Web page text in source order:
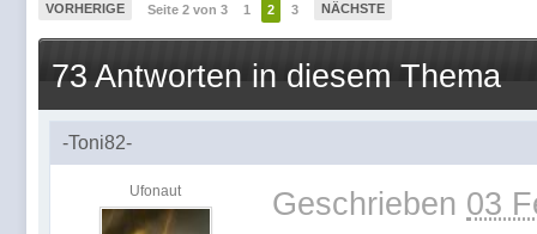
VORHERIGE Seite 2 von 3 1 2 3 NÄCHSTE
73 Antworten in diesem Thema
-Toni82-
Ufonaut Geschrieben 03